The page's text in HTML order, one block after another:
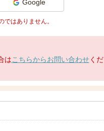
Google
はありません。
はこちらからお問い合わせくだ